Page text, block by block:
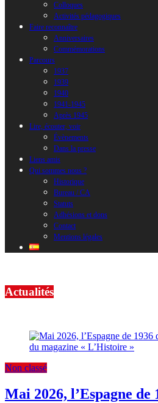
Colloques
Activités pédagogiques
Faire reconnaître
Anniversaires
Commémorations
Parcours
1937
1939
1940
1941-1945
Après 1945
Lire, écouter, voir
Évènements
Dans la presse
Liens amis
Qui sommes nous ?
Historique
Bureau / CA
Statuts
Adhésions et dons
Contact
Mentions légales
Actualités
Non classé
Mai 2026, l’Espagne